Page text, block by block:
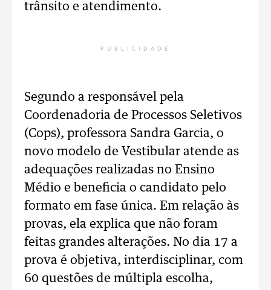
trânsito e atendimento.
PUBLICIDADE
Segundo a responsável pela
Coordenadoria de Processos Seletivos
(Cops), professora Sandra Garcia, o
novo modelo de Vestibular atende as
adequações realizadas no Ensino
Médio e beneficia o candidato pelo
formato em fase única. Em relação às
provas, ela explica que não foram
feitas grandes alterações. No dia 17 a
prova é objetiva, interdisciplinar, com
60 questões de múltipla escolha,